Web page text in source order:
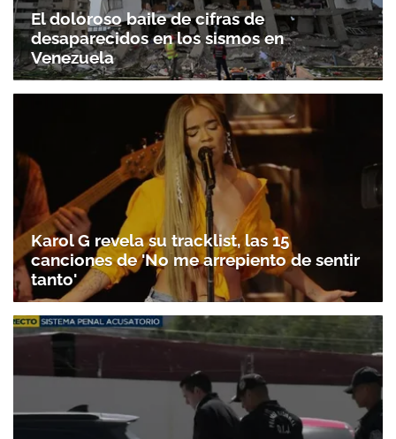
El doloroso baile de cifras de
desaparecidos en los sismos en
Venezuela
Karol G revela su tracklist, las 15
canciones de 'No me arrepiento de sentir
tanto'